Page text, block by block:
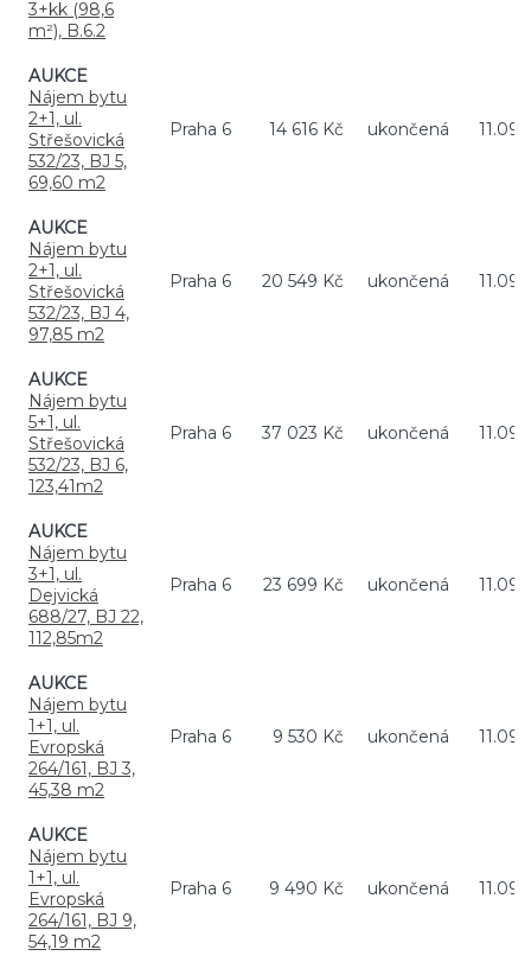
3+kk (98,6
m²), B.6.2
AUKCE
Nájem bytu
2+1, ul.
Střešovická
532/23, BJ 5,
69,60 m2
Praha 6 14 616 Kč ukončená
AUKCE
Nájem bytu
2+1, ul.
Střešovická
532/23, BJ 4,
97,85 m2
Praha 6 20 549 Kč ukončená
AUKCE
Nájem bytu
5+1, ul.
Střešovická
532/23, BJ 6,
123,41m2
Praha 6 37 023 Kč ukončená
AUKCE
Nájem bytu
3+1, ul.
Dejvická
688/27, BJ 22,
112,85m2
Praha 6 23 699 Kč ukončená
AUKCE
Nájem bytu
1+1, ul.
Evropská
264/161, BJ 3,
45,38 m2
Praha 6 9 530 Kč ukončená
AUKCE
Nájem bytu
1+1, ul.
Evropská
264/161, BJ 9,
54,19 m2
Praha 6 9 490 Kč ukončená